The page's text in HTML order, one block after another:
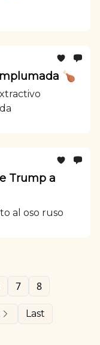
🍗
Trump a
al oso ruso
7 8
Last